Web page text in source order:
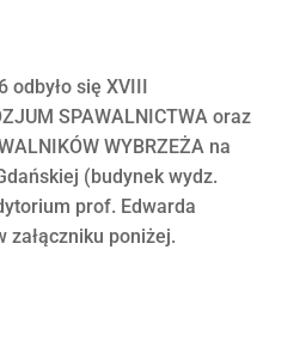
odbyło się XVIII
SPAWALNICTWA oraz
WYBRZEŻA na
(budynek wydz.
prof. Edwarda
załączniku poniżej.